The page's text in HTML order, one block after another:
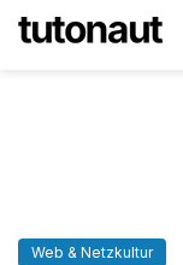
Web & Netzkultur